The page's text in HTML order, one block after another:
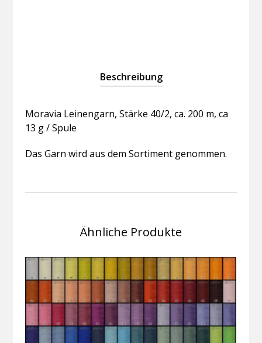
Beschreibung
Moravia Leinengarn, Stärke 40/2, ca. 200 m, ca
13 g / Spule
Das Garn wird aus dem Sortiment genommen.
Ähnliche Produkte